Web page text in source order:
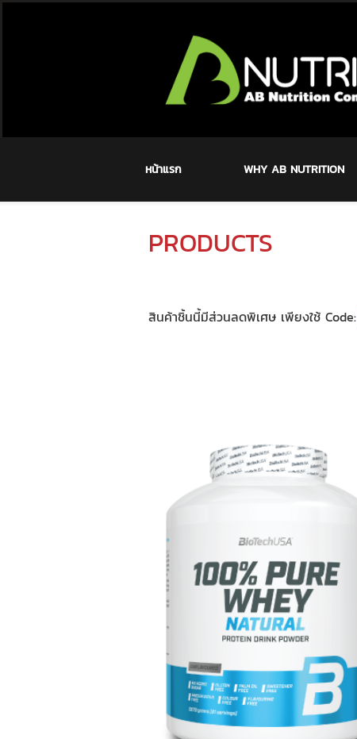
หน้าแรก WHY AB NUTRITION
PRODUCTS
สินค้าชิ้นนี้มีส่วนลดพิเศษ เพียงใช้ Code: